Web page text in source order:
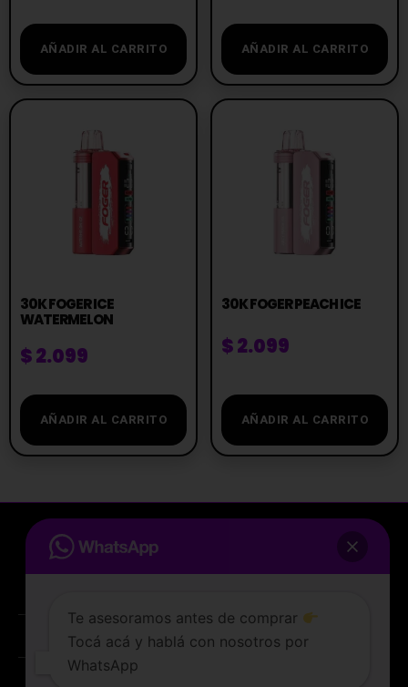
AÑADIR AL CARRITO AÑADIR AL CARRITO
30K FOGER ICE
WATERMELON
$2.099
AÑADIR AL CARRITO
30K FOGER PEACH ICE
$2.099
AÑADIR AL CARRITO
ATENCIÓN AL CLIENTE
Lunes a sabados de 10 a 19 hs
PREGUNTAS FRECUENTES
Te asesoramos antes de comprar
Tocá acá y hablá con nosotros por